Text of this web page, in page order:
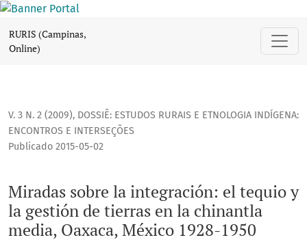
RURIS (Campinas,
Online)
V. 3 N. 2 (2009), DOSSIÊ: ESTUDOS RURAIS E ETNOLOGIA INDÍGENA:
ENCONTROS E INTERSEÇÕES
Miradas sobre la integración: el tequio y
la gestión de tierras en la chinantla
media, Oaxaca, México 1928-1950
Publicado 2015-05-02